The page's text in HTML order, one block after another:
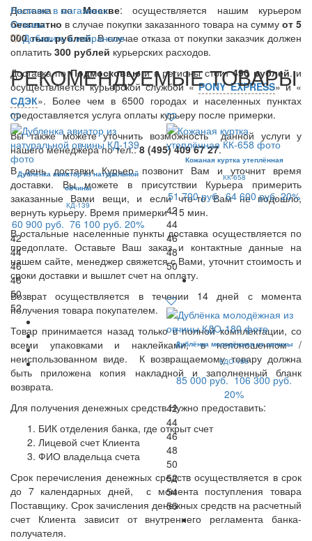
Доставка поМоскве: осуществляется нашим курьером
бесплатно в случае покупки заказанного товара на сумму от 5
000 тыс. рублей. В случае отказа от покупки заказчик должен
оплатить 300 рублей курьерских расходов.
Доставка поПодмосковьюи в регионы стоит490 рублей. и
осуществляется курьерской службой «PONY EXPRESS» и «
СДЭК». Более чем в 6500 городах и населенных пунктах
предоставляется услуга оплаты курьеру после примерки.
Вы также можете уточнить возможность данной услуги у
нашего менеджера по тел.:8 (495) 409 67 27.
В день доставки Курьер позвонит Вам и уточнит время
доставки. Вы можете в присутствии Курьера примерить
заказанные Вами вещи, и если что-то Вам не подошло,
вернуть курьеру. Время примерки -15 мин.
В остальные населенные пункты доставка осуществляется по
предоплате. Оставьте Ваш заказ и контактные данные на
нашем сайте, менеджер свяжется с Вами, уточнит стоимость и
сроки доставки и вышлет счет на оплату.
Возврат осуществляется в течении 14 дней с момента
получения товара покупателем.
Товар принимается назад только в полной комплектации, со
всеми упаковками и наклейками, в непоношенном /
неиспользованном виде. К возвращаемому товару должна
быть приложена копия накладной и заполненный бланк
возврата.
Для получения денежных средств Нужно предоставить:
БИК отделения банка, где открыт счет
Лицевой счет Клиента
ФИО владельца счета
Срок перечисления денежных средств осуществляется в срок
до 7 календарных дней, с момента поступления товара
Поставщику. Срок зачисления денежных средств на расчетный
счет Клиента зависит от внутреннего регламента банка-
получателя.
Наличие в магазинах
Отзывы
Добавить в избранное
РЕКОМЕНДУЕМЫЕ ТОВАРЫ
Дубленка авиатор из натуральной
овчины
КД-139
60 900 руб. 76 100 руб. 20%
42
44
46
48
50
52
Кожаная куртка утеплённая
КК-658
51 700 руб. 64 600 руб. 20%
42
44
46
48
50
Дублёнка молодёжная из овчины
КДО-180
85 000 руб. 106 300 руб.
20%
42
44
46
48
50
52
54
56